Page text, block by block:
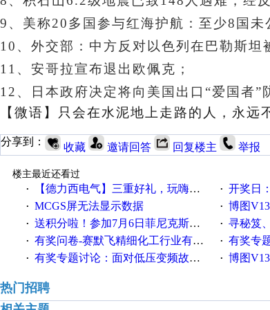
9、美称20多国参与红海护航：至少8国未
10、外交部：中方反对以色列在巴勒斯坦
11、安哥拉宣布退出欧佩克；
12、日本政府决定将向美国出口“爱国者”
【微语】
只会在水泥地上走路的人，永远
分享到： 收藏 邀请回答 回复楼主 举报
楼主最近还看过
·
【德力西电气】三重好礼，玩嗨夏日！ · 开奖日：转
· MCGS屏无法显示数据 · 博图V13安
· 送积分啦！参加7月6日菲尼克斯在线研讨会即得 · 寻秘笈
· 有奖问卷-赛默飞精细化工行业有奖调查来袭！ · 有奖专题讨
· 有奖专题讨论：面对低压变频故障，老手是这样解决的！ · 博图
热门招聘